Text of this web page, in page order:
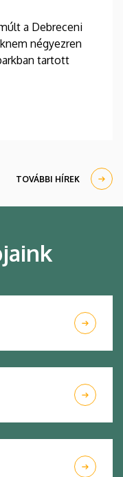
a Debreceni
négyezren
tartott
TOVÁBBI HÍREK